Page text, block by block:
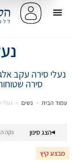
נעלי סירה עקב
סירה
עמוד הבית > נשים > נעלי
▾הצג סינון נקה
מבצע קיץ